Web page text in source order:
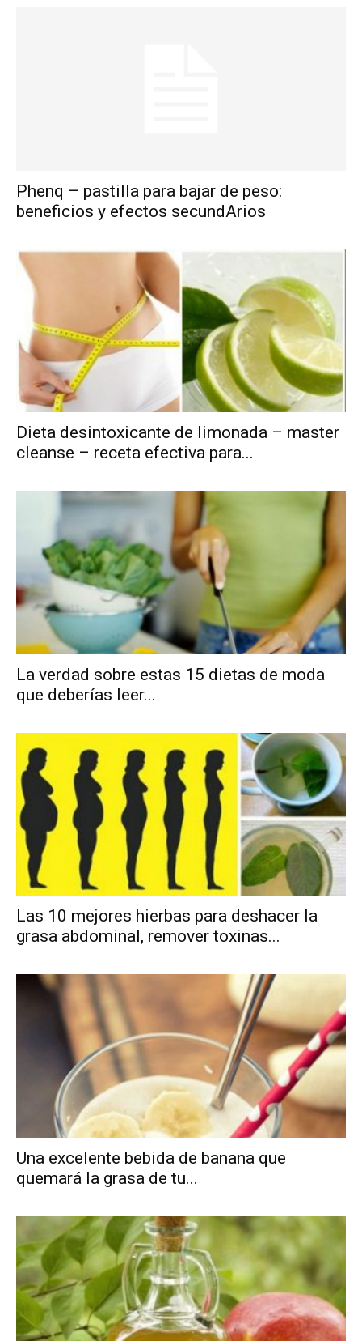
Phenq – pastilla para bajar de peso:
beneficios y efectos secundArios
Dieta desintoxicante de limonada – master
cleanse – receta efectiva para...
La verdad sobre estas 15 dietas de moda
que deberías leer...
Las 10 mejores hierbas para deshacer la
grasa abdominal, remover toxinas...
Una excelente bebida de banana que
quemará la grasa de tu...